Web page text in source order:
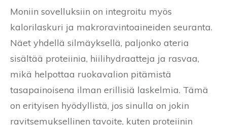
Moniin sovelluksiin on integroitu myös
kalorilaskuri ja makroravintoaineiden seuranta.
Näet yhdellä silmäyksellä, paljonko ateria
sisältää proteiinia, hiilihydraatteja ja rasvaa,
mikä helpottaa ruokavalion pitämistä
tasapainoisena ilman erillisiä laskelmia. Tämä
on erityisen hyödyllistä, jos sinulla on jokin
ravitsemuksellinen tavoite, kuten proteiinin